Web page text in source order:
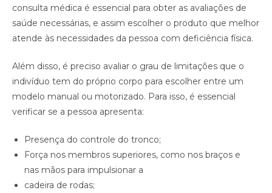
consulta médica é essencial para obter as avaliações de
saúde necessárias, e assim escolher o produto que melhor
atende às necessidades da pessoa com deficiência física.
Além disso, é preciso avaliar o grau de limitações que o
indivíduo tem do próprio corpo para escolher entre um
modelo manual ou motorizado. Para isso, é essencial
verificar se a pessoa apresenta:
Presença do controle do tronco;
Força nos membros superiores, como nos braços e
nas mãos para impulsionar a
cadeira de rodas;